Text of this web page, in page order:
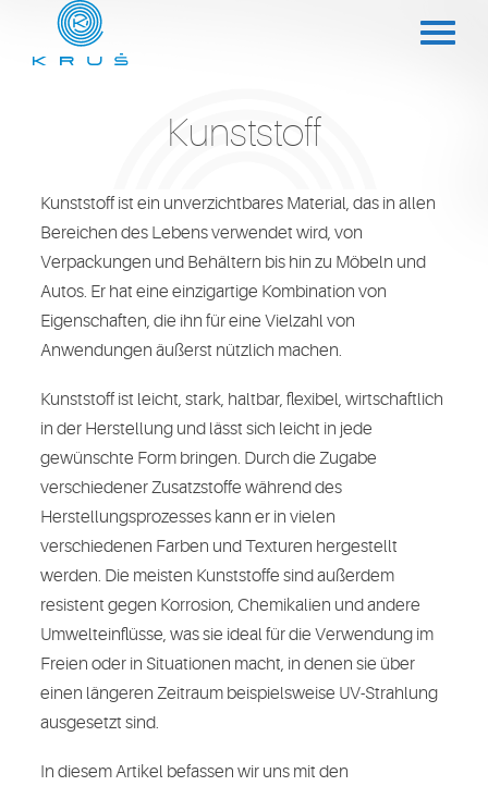
Kunststoff
Kunststoff ist ein unverzichtbares Material, das in allen
Bereichen des Lebens verwendet wird, von
Verpackungen und Behältern bis hin zu Möbeln und
Autos. Er hat eine einzigartige Kombination von
Eigenschaften, die ihn für eine Vielzahl von
Anwendungen äußerst nützlich machen.
Kunststoff ist leicht, stark, haltbar, flexibel, wirtschaftlich
in der Herstellung und lässt sich leicht in jede
gewünschte Form bringen. Durch die Zugabe
verschiedener Zusatzstoffe während des
Herstellungsprozesses kann er in vielen
verschiedenen Farben und Texturen hergestellt
werden. Die meisten Kunststoffe sind außerdem
resistent gegen Korrosion, Chemikalien und andere
Umwelteinflüsse, was sie ideal für die Verwendung im
Freien oder in Situationen macht, in denen sie über
einen längeren Zeitraum beispielsweise UV-Strahlung
ausgesetzt sind.
In diesem Artikel befassen wir uns mit den